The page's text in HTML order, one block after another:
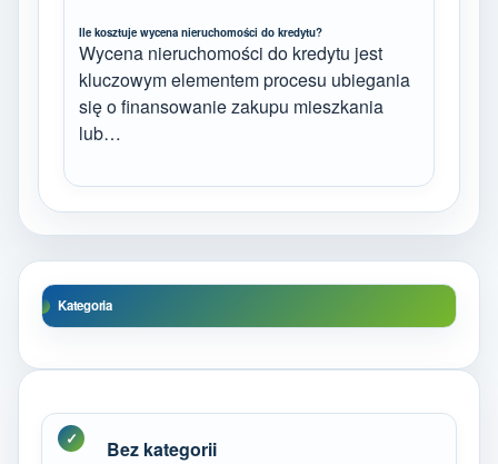
Ile kosztuje wycena nieruchomości do kredytu?
Wycena nieruchomości do kredytu jest
kluczowym elementem procesu ubiegania
się o finansowanie zakupu mieszkania
lub…
Kategoria
Bez kategorii